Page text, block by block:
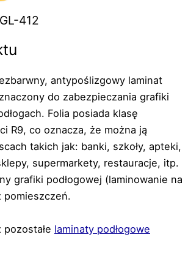
412
antypoślizgowy laminat
do zabezpieczania grafiki
Folia posiada klasę
R9, co oznacza, że można ją
takich jak: banki, szkoły, apteki,
supermarkety, restauracje, itp.
grafiki podłogowej (laminowanie na
pomieszczeń.
laminaty podłogowe